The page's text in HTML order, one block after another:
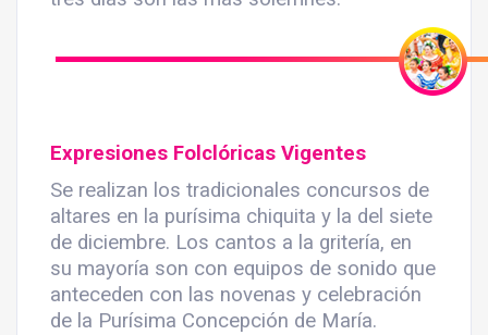
Expresiones Folclóricas Vigentes
Se realizan los tradicionales concursos de
altares en la purísima chiquita y la del siete
de diciembre. Los cantos a la gritería, en
su mayoría son con equipos de sonido que
anteceden con las novenas y celebración
de la Purísima Concepción de María.